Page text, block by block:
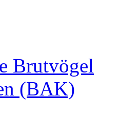
Brutvögel
(BAK)